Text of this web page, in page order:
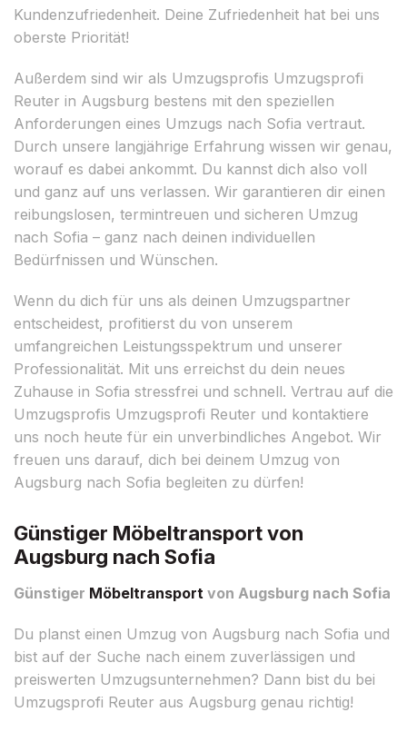
Kundenzufriedenheit. Deine Zufriedenheit hat bei uns
oberste Priorität!
Außerdem sind wir als Umzugsprofis Umzugsprofi
Reuter in Augsburg bestens mit den speziellen
Anforderungen eines Umzugs nach Sofia vertraut.
Durch unsere langjährige Erfahrung wissen wir genau,
worauf es dabei ankommt. Du kannst dich also voll
und ganz auf uns verlassen. Wir garantieren dir einen
reibungslosen, termintreuen und sicheren Umzug
nach Sofia – ganz nach deinen individuellen
Bedürfnissen und Wünschen.
Wenn du dich für uns als deinen Umzugspartner
entscheidest, profitierst du von unserem
umfangreichen Leistungsspektrum und unserer
Professionalität. Mit uns erreichst du dein neues
Zuhause in Sofia stressfrei und schnell. Vertrau auf die
Umzugsprofis Umzugsprofi Reuter und kontaktiere
uns noch heute für ein unverbindliches Angebot. Wir
freuen uns darauf, dich bei deinem Umzug von
Augsburg nach Sofia begleiten zu dürfen!
Günstiger Möbeltransport von
Augsburg nach Sofia
Günstiger Möbeltransport von Augsburg nach Sofia
Du planst einen Umzug von Augsburg nach Sofia und
bist auf der Suche nach einem zuverlässigen und
preiswerten Umzugsunternehmen? Dann bist du bei
Umzugsprofi Reuter aus Augsburg genau richtig!